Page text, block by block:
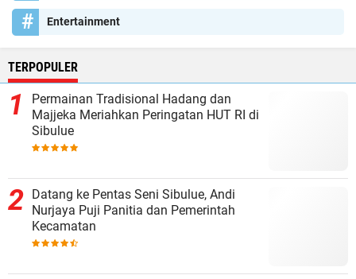
Entertainment
TERPOPULER
Permainan Tradisional Hadang dan
Majjeka Meriahkan Peringatan HUT RI di
Sibulue
Datang ke Pentas Seni Sibulue, Andi
Nurjaya Puji Panitia dan Pemerintah
Kecamatan